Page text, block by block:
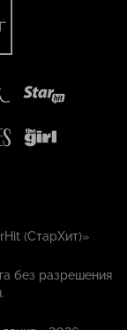
(СтарХит)»
без разрешения